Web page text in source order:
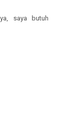
saya butuh